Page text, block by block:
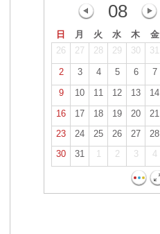
08
日 月 火 水 木 金
26
27 28 29 30 31
2 3 4 5 6 7
9
10 11 12 13 14
16
17 18 19 20 21
23
24 25 26 27 28
30
31 1 2 3 4